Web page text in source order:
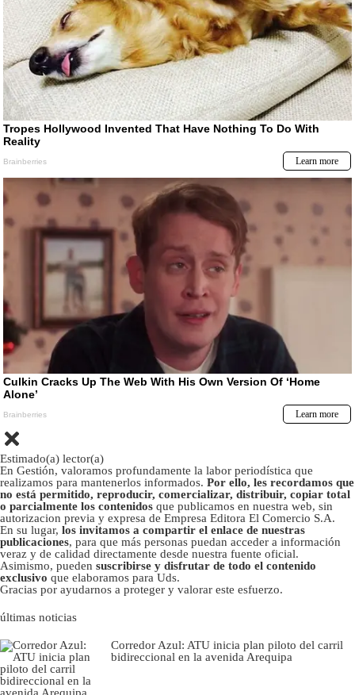
Estimado(a) lector(a)
En Gestión, valoramos profundamente la labor periodística que
realizamos para mantenerlos informados. Por ello, les recordamos que
no está permitido, reproducir, comercializar, distribuir, copiar total
o parcialmente los contenidos que publicamos en nuestra web, sin
autorizacion previa y expresa de Empresa Editora El Comercio S.A.
En su lugar, los invitamos a compartir el enlace de nuestras
publicaciones, para que más personas puedan acceder a información
veraz y de calidad directamente desde nuestra fuente oficial.
Asimismo, pueden suscribirse y disfrutar de todo el contenido
exclusivo que elaboramos para Uds.
Gracias por ayudarnos a proteger y valorar este esfuerzo.
últimas noticias
Corredor Azul: ATU inicia plan piloto del carril
bidireccional en la avenida Arequipa